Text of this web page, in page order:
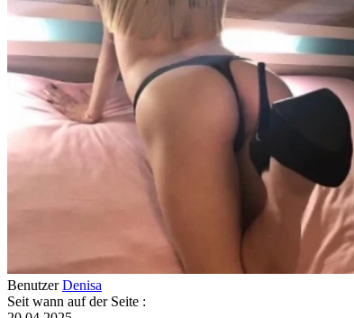
BenutzerDenisa
Seit wann auf der Seite :